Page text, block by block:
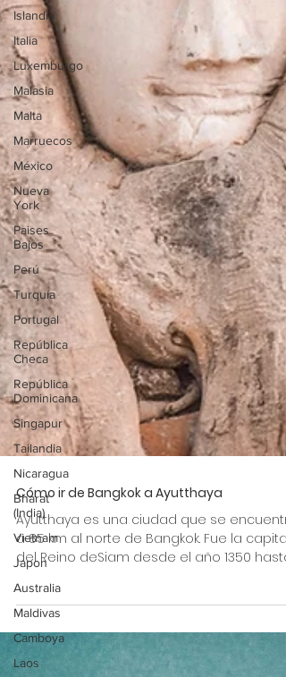
Islandia
Italia
Luxemburgo
Malasia
Malta
Marruecos
México
Nueva
York
Paises
Bajos
Perú
Turquía
Portugal
República
Checa
República
Dominicana
Singapur
Tailandia
Nicaragua
Bharat
(India)
Vietnam
Japon
Australia
Maldivas
Camboya
Laos
Cómo ir de Bangkok a Ayutthaya
Ayutthaya es una ciudad que se
a 85 km al norte de Bangkok. Fue la capital
del Reino deSiam desde el año 1350 hasta
el año...